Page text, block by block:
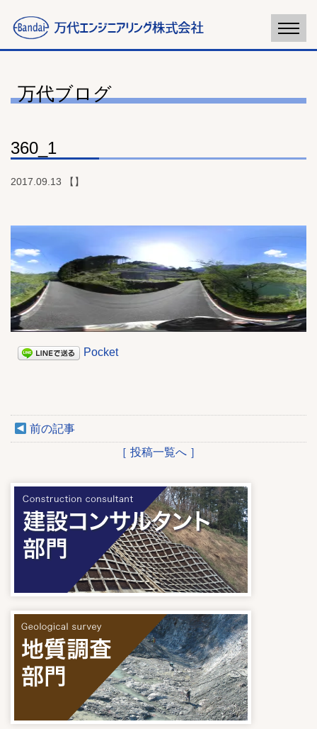
万代ブログ
360_1
2017.09.13 【】
Pocket
前の記事
［ 投稿一覧へ ］